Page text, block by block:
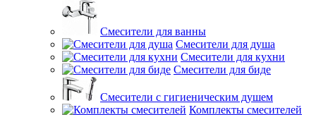
Смесители для ванны
Смесители для душа
Смесители для кухни
Смесители для биде
Смесители с гигиеническим душем
Комплекты смесителей